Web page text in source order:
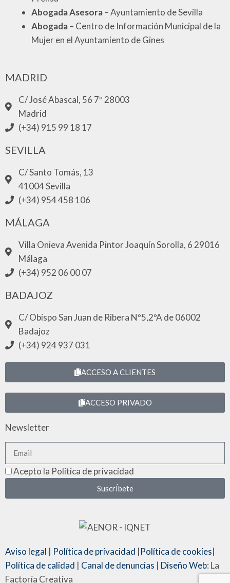
Abogada Asesora– Ayuntamiento de Sevilla
Abogada– Centro de Información Municipal de la
Mujer en el Ayuntamiento de Gines
MADRID
C/ José Abascal, 56 7º 28003
Madrid
(+34) 915 99 18 17
SEVILLA
C/ Santo Tomás, 13
41004 Sevilla
(+34) 954 458 106
MÁLAGA
Villa Onieva Avenida Pintor Joaquín Sorolla, 6 29016
Málaga
(+34) 952 06 00 07
BADAJOZ
C/ Obispo San Juan de Ribera Nº5,2ºA de 06002
Badajoz
(+34) 924 937 031
ACCESO A CLIENTES
ACCESO PRIVADO
Newsletter
Acepto la Política de privacidad
SuscrÍbete
Aviso legal | Política de privacidad |Política de cookies|
Política de calidad | Canal de denuncias | Diseño Web: La
Factoría Creativa